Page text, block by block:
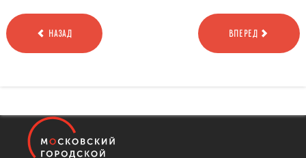
НАЗАД ВПЕРЕД